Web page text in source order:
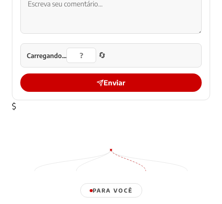
Carregando... 🔄
Enviar
$
PARA VOCÊ